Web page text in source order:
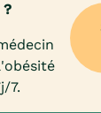
?
7.